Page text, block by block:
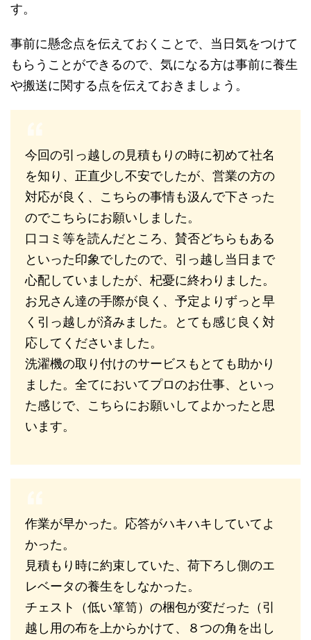
す。
事前に懸念点を伝えておくことで、当日気をつけて
もらうことができるので、気になる方は事前に養生
や搬送に関する点を伝えておきましょう。
今回の引っ越しの見積もりの時に初めて社名
を知り、正直少し不安でしたが、営業の方の
対応が良く、こちらの事情も汲んで下さった
のでこちらにお願いしました。
口コミ等を読んだところ、賛否どちらもある
といった印象でしたので、引っ越し当日まで
心配していましたが、杞憂に終わりました。
お兄さん達の手際が良く、予定よりずっと早
く引っ越しが済みました。とても感じ良く対
応してくださいました。
洗濯機の取り付けのサービスもとても助かり
ました。全てにおいてプロのお仕事、といっ
た感じで、こちらにお願いしてよかったと思
います。
作業が早かった。応答がハキハキしていてよ
かった。
見積もり時に約束していた、荷下ろし側のエ
レベータの養生をしなかった。
チェスト（低い箪笥）の梱包が変だった（引
越し用の布を上からかけて、８つの角を出し